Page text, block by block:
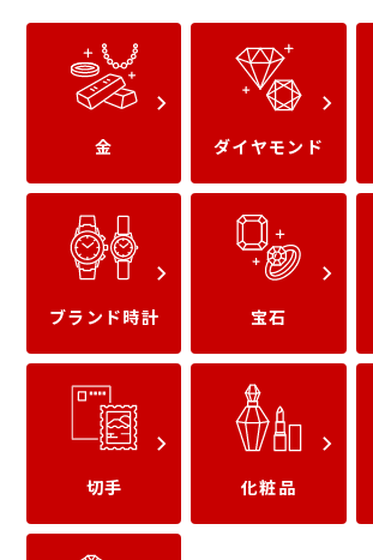
金工芸品 金のベ
金 ダイヤモンド
ブランド時計 宝石
切手 化粧品